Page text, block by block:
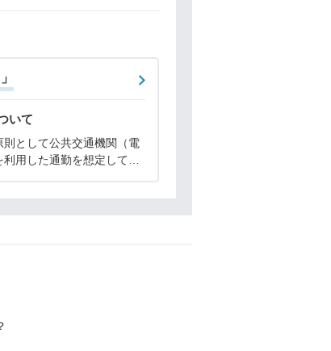
いて
則として公共交通機関（電
用した通勤を想定してお